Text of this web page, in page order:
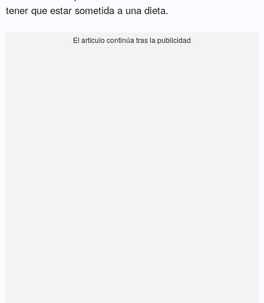
tener que estar sometida a una dieta.